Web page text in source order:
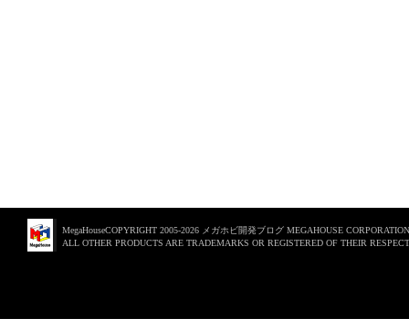
MegaHouseCOPYRIGHT 2005-2026 メガホビ開発ブログ MEGAHOUSE
ALL OTHER PRODUCTS ARE TRADEMARKS OR REGISTERED OF THEIR